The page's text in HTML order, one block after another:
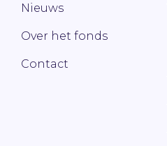
Nieuws
Over het fonds
Contact